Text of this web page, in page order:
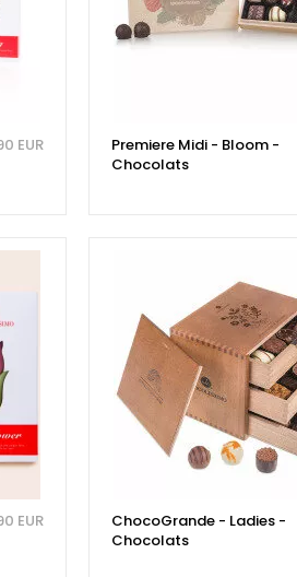
EUR
Premiere Midi - Bloom -
Chocolats
EUR
ChocoGrande - Ladies -
Chocolats